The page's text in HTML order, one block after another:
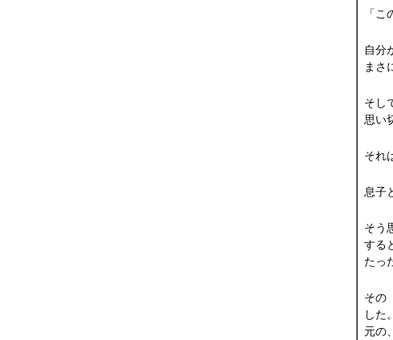
「
自分
まさ
そし
思い
それ
息子
そう
する
たっ
その
した。
元の